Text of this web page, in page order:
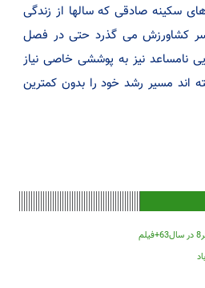
سکینه صادقی که سالها از زندگی
کشاورزش می گذرد حتی در فصل
نامساعد نیز به پوششی خاصی نیاز
اند مسیر رشد خود را بدون کمترین